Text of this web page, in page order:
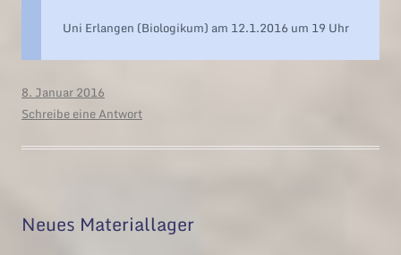
Uni Erlangen (Biologikum) am 12.1.2016 um 19 Uhr
8. Januar 2016
Schreibe eine Antwort
Neues Materiallager